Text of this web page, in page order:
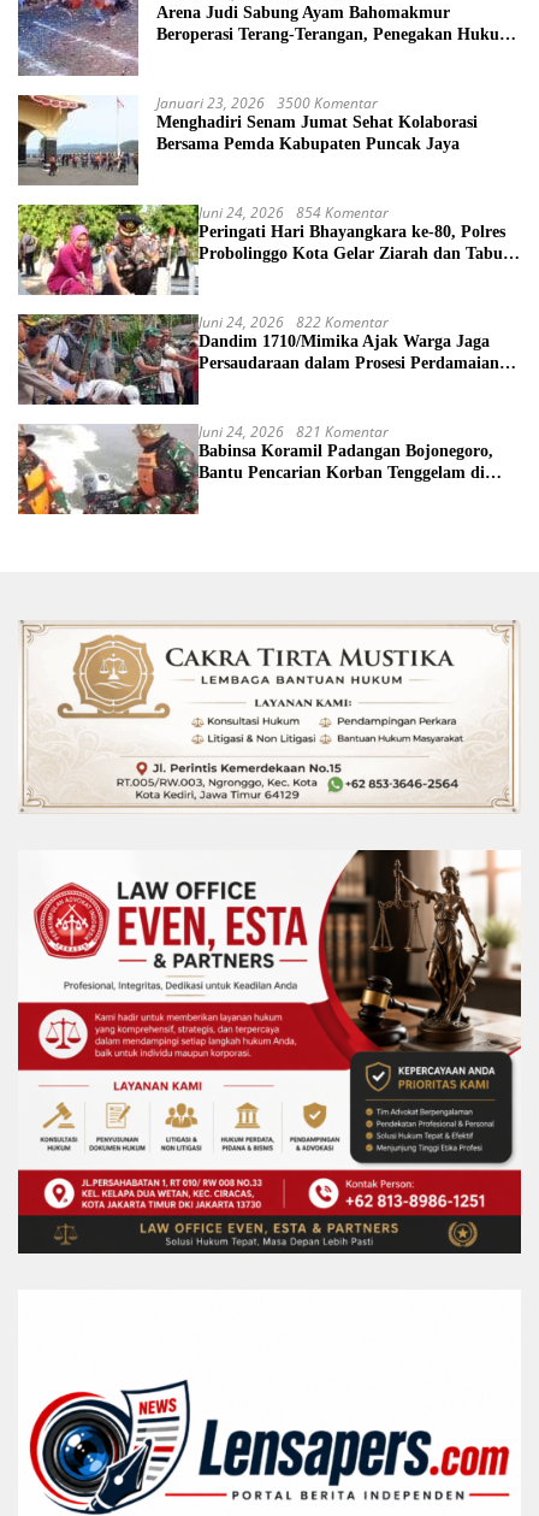
Arena Judi Sabung Ayam Bahomakmur
Beroperasi Terang-Terangan, Penegakan Hukum
Januari 23, 2026 3500 Komentar
Menghadiri Senam Jumat Sehat Kolaborasi
Bersama Pemda Kabupaten Puncak Jaya
Juni 24, 2026 854 Komentar
Peringati Hari Bhayangkara ke-80, Polres
Probolinggo Kota Gelar Ziarah dan Tabur
Juni 24, 2026 822 Komentar
Dandim 1710/Mimika Ajak Warga Jaga
Persaudaraan dalam Prosesi Perdamaian
Juni 24, 2026 821 Komentar
Babinsa Koramil Padangan Bojonegoro,
Bantu Pencarian Korban Tenggelam di